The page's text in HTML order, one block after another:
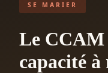
SE MARIER
Le
capacité